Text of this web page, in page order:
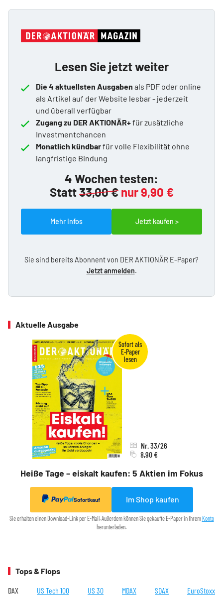
Lesen Sie jetzt weiter
Die 4 aktuellsten Ausgaben als PDF oder online
als Artikel auf der Website lesbar - jederzeit
und überall verfügbar
Zugang zu DER AKTIONÄR+für zusätzliche
Investmentchancen
Monatlich kündbarfür volle Flexibilität ohne
langfristige Bindung
4 Wochen testen:
Statt33,00 € nur 9,90 €
Mehr Infos Jetzt kaufen >
Sie sind bereits Abonnent von DER AKTIONÄR E-Paper?
Jetzt anmelden.
Aktuelle Ausgabe
Heiße Tage – eiskalt kaufen: 5 Aktien im Fokus
Nr. 33/26
8,90 €
Sofortkauf Im Shop kaufen
Sie erhalten einen Download-Link per E-Mail. Außerdem können Sie gekaufte E-Paper in IhremKonto
herunterladen.
Tops & Flops
DAX US Tech 100 US 30 MDAX SDAX EuroStoxx